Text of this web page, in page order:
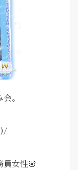
。
員女性🌸